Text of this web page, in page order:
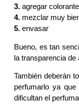
3. agregar
4. mezclar muy
5. envasar
Bueno, es tan
la transparencia de
También deberán
perfumarlo ya
dificultan el